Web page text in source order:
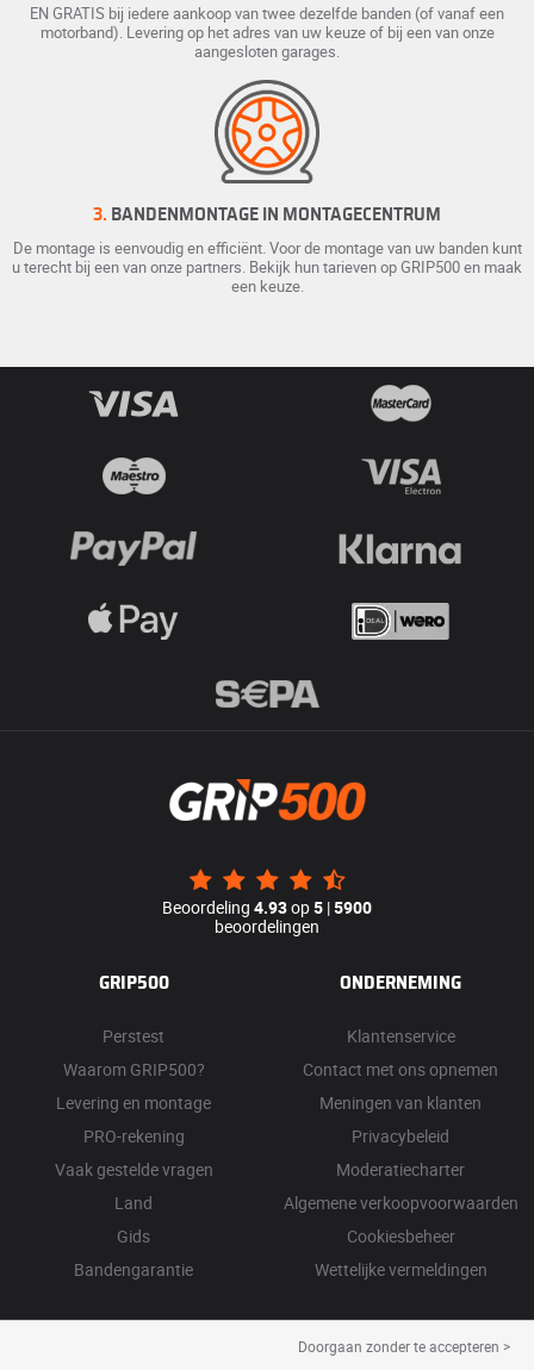
EN GRATIS bij iedere aankoop van twee dezelfde banden (of vanaf een
motorband). Levering op het adres van uw keuze of bij een van onze
aangesloten garages.
3. BANDENMONTAGE IN MONTAGECENTRUM
De montage is eenvoudig en efficiënt. Voor de montage van uw banden kunt
u terecht bij een van onze partners. Bekijk hun tarieven op GRIP500 en maak
een keuze.
Beoordeling 4.93op5 |5900
beoordelingen
GRIP500
Perstest
Waarom GRIP500?
Levering en montage
PRO-rekening
Vaak gestelde vragen
Land
Gids
Bandengarantie
ONDERNEMING
Klantenservice
Contact met ons opnemen
Meningen van klanten
Privacybeleid
Moderatiecharter
Algemene verkoopvoorwaarden
Cookiesbeheer
Wettelijke vermeldingen
Doorgaan zonder te accepteren >